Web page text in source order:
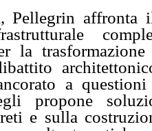
Pellegrin affronta
la
a
propone
e sulla